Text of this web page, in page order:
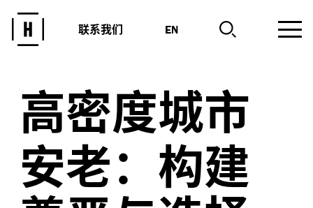
联系我们 EN
高密度城市
安老：构建